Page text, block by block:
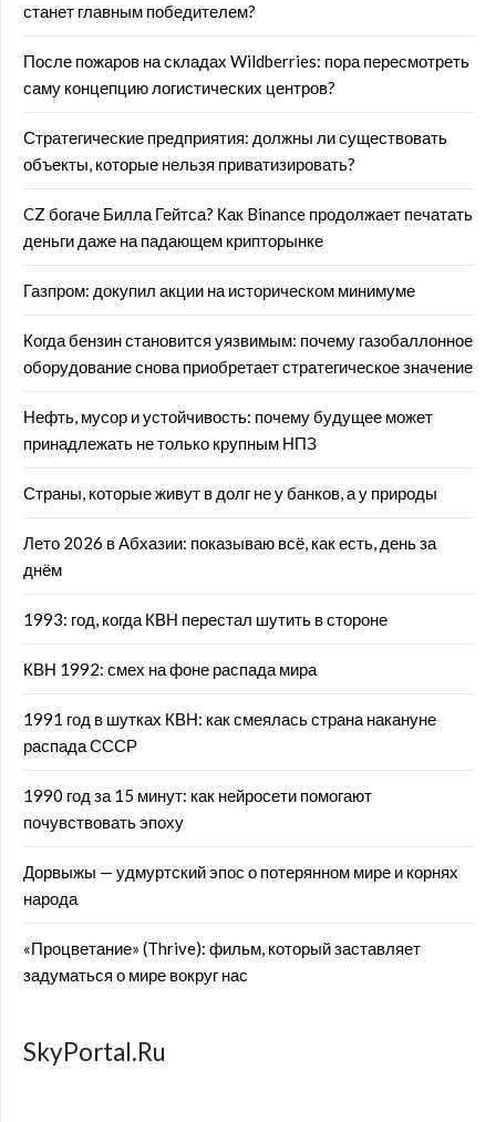
станет главным победителем?
После пожаров на складах Wildberries: пора пересмотреть
саму концепцию логистических центров?
Стратегические предприятия: должны ли существовать
объекты, которые нельзя приватизировать?
CZ богаче Билла Гейтса? Как Binance продолжает печатать
деньги даже на падающем крипторынке
Газпром: докупил акции на историческом минимуме
Когда бензин становится уязвимым: почему газобаллонное
оборудование снова приобретает стратегическое значение
Нефть, мусор и устойчивость: почему будущее может
принадлежать не только крупным НПЗ
Страны, которые живут в долг не у банков, а у природы
Лето 2026 в Абхазии: показываю всё, как есть, день за
днём
1993: год, когда КВН перестал шутить в стороне
КВН 1992: смех на фоне распада мира
1991 год в шутках КВН: как смеялась страна накануне
распада СССР
1990 год за 15 минут: как нейросети помогают
почувствовать эпоху
Дорвыжы — удмуртский эпос о потерянном мире и корнях
народа
«Процветание» (Thrive): фильм, который заставляет
задуматься о мире вокруг нас
SkyPortal.Ru